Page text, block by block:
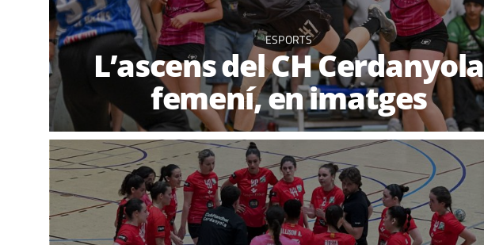
ESPORTS
L’ascens del CH Cerdanyola
femení, en imatges